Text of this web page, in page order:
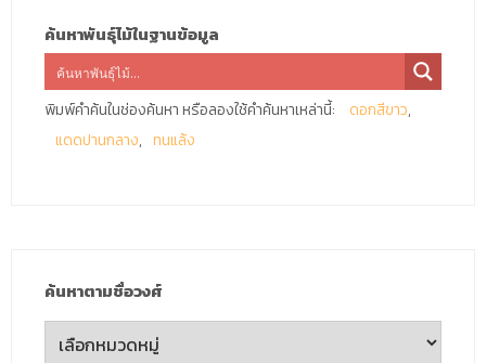
ค้นหาพันธุ์ไม้ในฐานข้อมูล
พิมพ์คำค้นในช่องค้นหา หรือลองใช้คำค้นหาเหล่านี้:
ดอกสีขาว
แดดปานกลาง
ทนแล้ง
ค้นหาตามชื่อวงศ์
ค้นหา
ตาม